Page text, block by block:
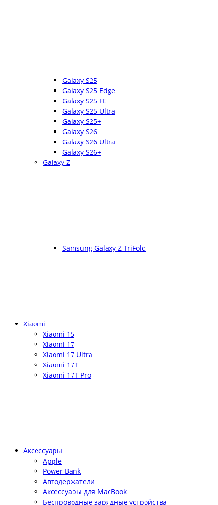
Galaxy S25
Galaxy S25 Edge
Galaxy S25 FE
Galaxy S25 Ultra
Galaxy S25+
Galaxy S26
Galaxy S26 Ultra
Galaxy S26+
Galaxy Z
Samsung Galaxy Z TriFold
Xiaomi
Xiaomi 15
Xiaomi 17
Xiaomi 17 Ultra
Xiaomi 17T
Xiaomi 17T Pro
Аксессуары
Apple
Power Bank
Автодержатели
Аксессуары для MacBook
Беспроводные зарядные устройства